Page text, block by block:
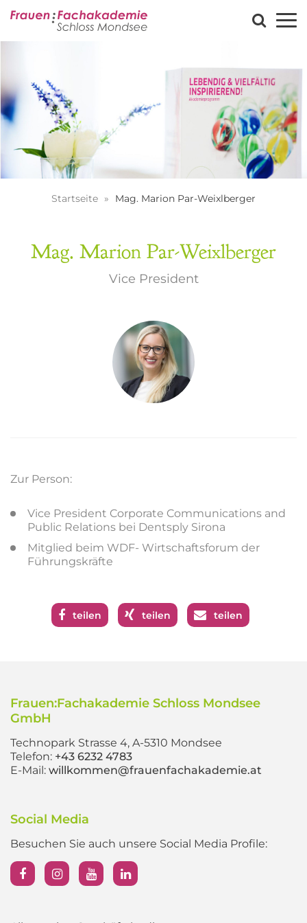
Startseite Mag. Marion Par-Weixlberger
Mag. Marion Par-Weixlberger
Vice President
Zur Person:
Vice President Corporate Communications and
Public Relations bei Dentsply Sirona
Mitglied beim WDF- Wirtschaftsforum der
Führungskräfte
teilen teilen teilen
Frauen:Fachakademie Schloss Mondsee
GmbH
Technopark Strasse 4, A-5310 Mondsee
Telefon: +43 6232 4783
E-Mail: willkommen@frauenfachakademie.at
Social Media
Besuchen Sie auch unsere Social Media Profile: